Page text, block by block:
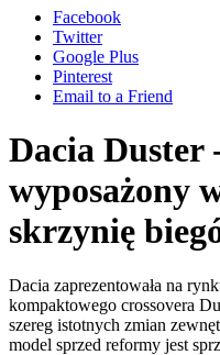
Facebook
Twitter
Google Plus
Pinterest
Email to a Friend
Dacia Duster
wyposażony
skrzynię
Dacia zaprezentowała na
kompaktowego crossovera
szereg istotnych zmian
model sprzed reformy jest